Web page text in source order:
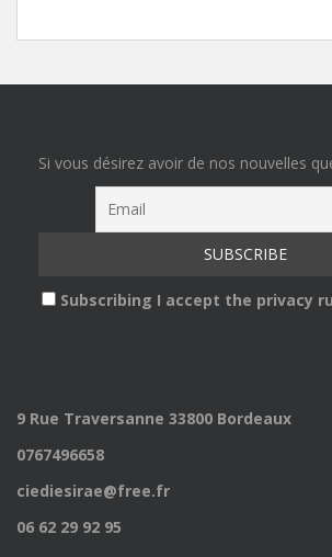
Si vous désirez avoir de nos nouvelles
Subscribing I accept the privacy
9 Rue Traversanne 33800 Bordeaux
0767496658
ciediesirae@free.fr
06 62 29 92 95